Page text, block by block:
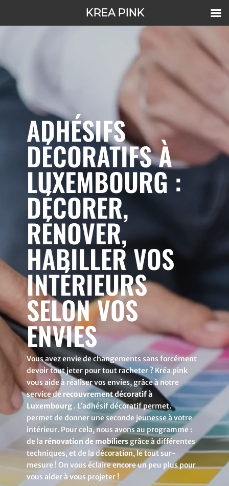
ADHÉSIFS
DÉCORATIFS À
LUXEMBOURG :
DÉCORER,
RÉNOVER,
HABILLER VOS
INTÉRIEURS
SELON VOS
ENVIES
Vous avez envie de changements sans forcément
devoir tout jeter pour tout racheter ? Kréa pink
vous aide à réaliser vos envies, grâce à notre
service de recouvrement décoratif à
Luxembourg . L’adhésif décoratif permet.
permet de donner une seconde jeunesse à votre
intérieur. Pour cela, nous avons au programme :
de la rénovation de mobiliersgrâce à différentes
techniques, et de la décoration, le tout sur-
mesure ! On vous éclaire encore un peu plus pour
vous aider à vous projeter !
KREA PINK